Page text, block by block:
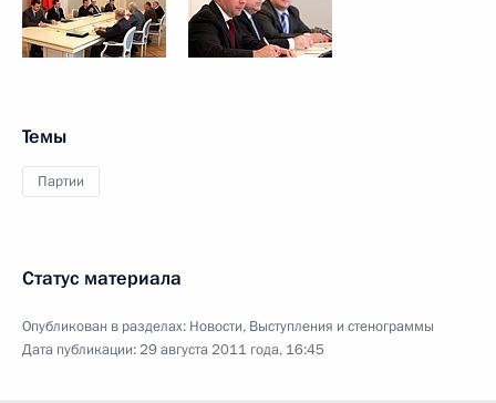
Темы
Партии
Статус материала
Опубликован в разделах: Новости, Выступления и стенограммы
Дата публикации:29 августа 2011 года, 16:45